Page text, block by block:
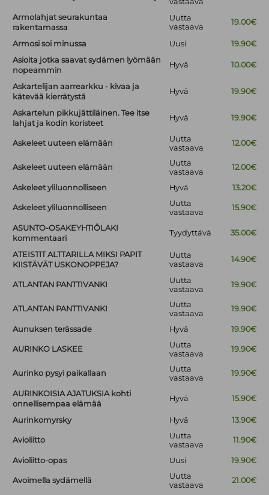
Armolahjat seurakuntaa
rakentamassa
Uutta
vastaava
19.00€
Armosi soi minussa Uusi
19.90€
Asioita jotka saavat sydämen lyömään
nopeammin
Hyvä 10.00€
Askartelijan aarrearkku - kivaa ja
kätevää kierrätystä
Hyvä 19.90€
Askartelun pikkujättiläinen. Tee itse
lahjat ja kodin koristeet
Hyvä 19.90€
Askeleet uuteen elämään
Uutta
vastaava
12.00€
Askeleet uuteen elämään
Uutta
vastaava
12.00€
Askeleet yliluonnolliseen Hyvä 13.20€
Askeleet yliluonnolliseen
Uutta
vastaava
15.90€
ASUNTO-OSAKEYHTIÖLAKI
kommentaari
Tyydyttävä 35.00€
ATEISTIT ALTTARILLA MIKSI PAPIT
KIISTÄVÄT USKONOPPEJA?
Uutta
vastaava
14.90€
ATLANTAN PANTTIVANKI
Uutta
vastaava
19.90€
ATLANTAN PANTTIVANKI
Uutta
vastaava
19.90€
Aunuksen terässade Hyvä 19.90€
AURINKO LASKEE
Uutta
vastaava
19.90€
Aurinko pysyi paikallaan
Uutta
vastaava
19.90€
AURINKOISIA AJATUKSIA kohti
onnellisempaa elämää
Hyvä 15.90€
Aurinkomyrsky Hyvä 13.90€
Avioliitto
Uutta
vastaava
11.90€
Avioliitto-opas Uusi 19.90€
Avoimella sydämellä
Uutta
vastaava
21.00€